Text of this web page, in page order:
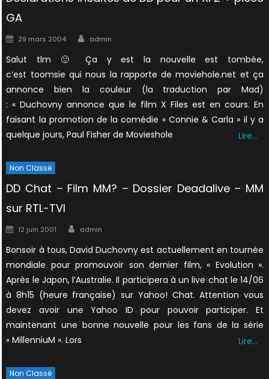
GA
Posted
29 mars 2004 Author
admin
Salut tlm 🙂 Ça y est la nouvelle est tombée,
c’est toomsie qui nous la rapporte de moviehole.net et ça
annonce bien la couleur (la traduction par Mad)
: « Duchovny annonce que le film X Files est en cours. En
faisant la promotion de la comédie « Connie & Carla » il y a
quelque jours, Paul Fisher de Movieshole
Lire…
Non Classé
DD Chat – Film MM? – Dossier Deadalive – MM
sur RTL-TVI
Posted
12 juin 2001 Author
admin
Bonsoir à tous, David Duchovny est actuellement en tournée
mondiale pour promouvoir son dernier film, « Evolution ».
Après le Japon, l’Australie. Il participera à un live chat le 14/06
à 8h15 (heure française) sur Yahoo! Chat. Attention vous
devez avoir une Yahoo ID pour pouvoir participer. Et
maintenant une bonne nouvelle pour les fans de la série
« MillenniuM ». Lors
Lire…
Non Classé